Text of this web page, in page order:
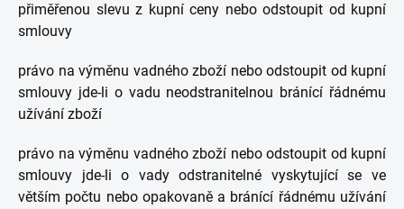
přiměřenou slevu z kupní ceny nebo odstoupit od kupní
smlouvy
právo na výměnu vadného zboží nebo odstoupit od kupní
smlouvy jde-li o vadu neodstranitelnou bránící řádnému
užívání zboží
právo na výměnu vadného zboží nebo odstoupit od kupní
smlouvy jde-li o vady odstranitelné vyskytující se ve
větším počtu nebo opakovaně a bránící řádnému užívání